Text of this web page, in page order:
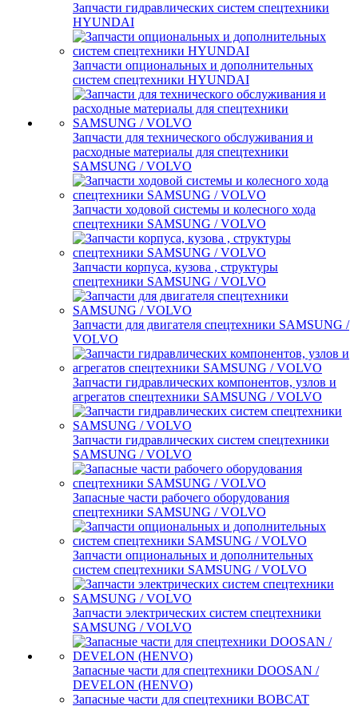
Запчасти гидравлических систем спецтехники
HYUNDAI
Запчасти опциональных и дополнительных
систем спецтехники HYUNDAI
Запчасти для технического обслуживания и
расходные материалы для спецтехники
SAMSUNG / VOLVO
Запчасти ходовой системы и колесного хода
спецтехники SAMSUNG / VOLVO
Запчасти корпуса, кузова , структуры
спецтехники SAMSUNG / VOLVO
Запчасти для двигателя спецтехники SAMSUNG /
VOLVO
Запчасти гидравлических компонентов, узлов и
агрегатов спецтехники SAMSUNG / VOLVO
Запчасти гидравлических систем спецтехники
SAMSUNG / VOLVO
Запасные части рабочего оборудования
спецтехники SAMSUNG / VOLVO
Запчасти опциональных и дополнительных
систем спецтехники SAMSUNG / VOLVO
Запчасти электрических систем спецтехники
SAMSUNG / VOLVO
Запасные части для спецтехники DOOSAN /
DEVELON (HENVO)
Запасные части для спецтехники BOBCAT